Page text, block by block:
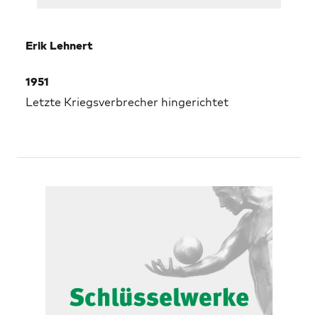
Erik Lehnert
1951
Letzte Kriegsverbrecher hingerichtet